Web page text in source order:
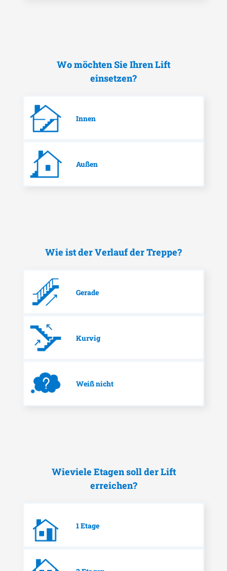
Wo möchten Sie Ihren Lift
einsetzen?
Innen
Außen
Wie ist der Verlauf der Treppe?
Gerade
Kurvig
Weiß nicht
Wieviele Etagen soll der Lift
erreichen?
1 Etage